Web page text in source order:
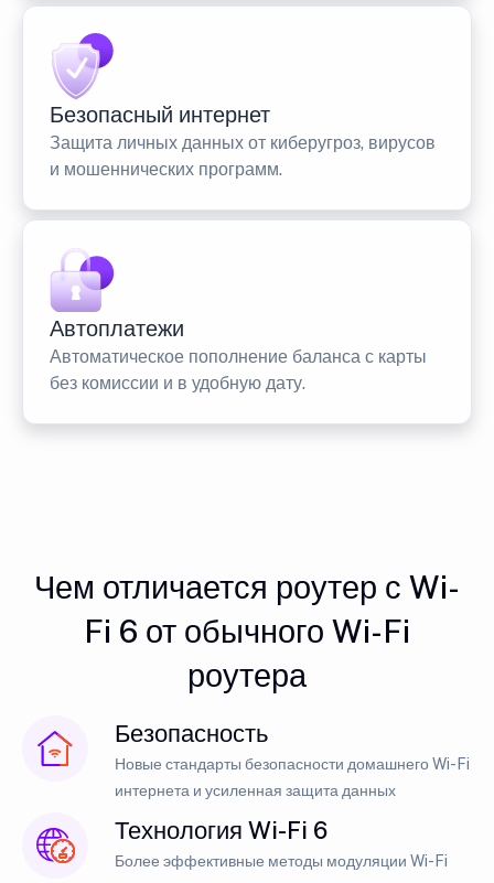
Безопасный интернет
Защита личных данных от киберугроз, вирусов
и мошеннических программ.
Автоплатежи
Автоматическое пополнение баланса с карты
без комиссии и в удобную дату.
Чем отличается роутер с Wi-
Fi 6 от обычного Wi-Fi
роутера
Безопасность
Новые стандарты безопасности домашнего Wi-Fi
интернета и усиленная защита данных
Технология Wi-Fi 6
Более эффективные методы модуляции Wi-Fi